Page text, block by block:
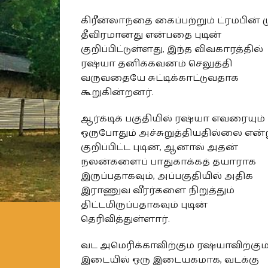
கிரீன்லாந்தை கைப்பற்றும் ட்ரம்பின்
தீவிரமானது என்பதை புடின்
குறிப்பிட்டுள்ளது, இந்த விவகாரத்தில்
ரஷ்யா தனிக்கவனம் செலுத்தி
வருவதையே சுட்டிக்காட்டுவதாக
கூறுகின்றனர்.
ஆர்க்டிக் பகுதியில் ரஷ்யா எவரையும்
ஒருபோதும் அச்சுறுத்தியதில்லை
குறிப்பிட்ட புடின், ஆனால் அதன்
நலன்களைப் பாதுகாக்கத் தயாராக
இருப்பதாகவும், அப்பகுதியில் அதிக
இராணுவ வீரர்களை நிறுத்தும்
திட்டமிருப்பதாகவும் புடின்
தெரிவித்துள்ளார்.
வட அமெரிக்காவிற்கும் ரஷ்யாவிற்கும்
இடையில் ஒரு இடையகமாக, வடக்கு